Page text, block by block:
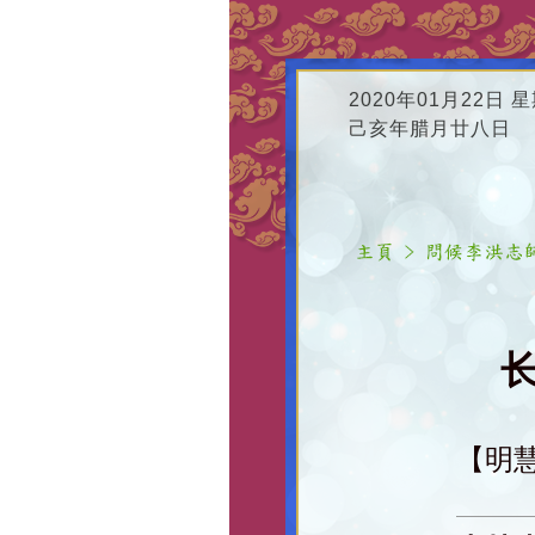
2020年01月22日 星
己亥年腊月廿八日
【明